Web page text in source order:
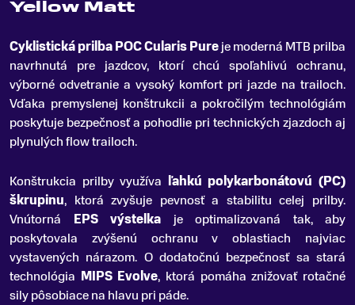
Yellow Matt
Cyklistická prilba POC Cularis Pureje moderná MTB prilba
navrhnutá pre jazdcov, ktorí chcú spoľahlivú ochranu,
výborné odvetranie a vysoký komfort pri jazde na trailoch.
Vďaka premyslenej konštrukcii a pokročilým technológiám
poskytuje bezpečnosť a pohodlie pri technických zjazdoch aj
plynulých flow trailoch.
Konštrukcia prilby využíva ľahkú polykarbonátovú (PC)
škrupinu, ktorá zvyšuje pevnosť a stabilitu celej prilby.
Vnútorná EPS výstelka je optimalizovaná tak, aby
poskytovala zvýšenú ochranu v oblastiach najviac
vystavených nárazom. O dodatočnú bezpečnosť sa stará
technológia MIPS Evolve, ktorá pomáha znižovať rotačné
sily pôsobiace na hlavu pri páde.